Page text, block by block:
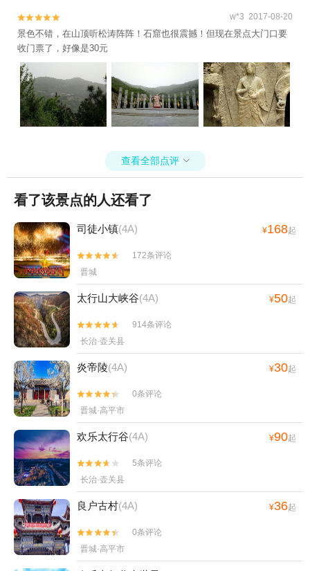

 w*3 2017-08-20
景色不错，在山顶听松涛阵阵！石窟也很震撼！但现在景点大门口要
收门票了，好像是30元
查看全部点评 
看了该景点的人还看了
司徒小镇(4A) ¥168起


172条评论
晋城
太行山大峡谷(4A) ¥50起


914条评论
长治·壶关县
炎帝陵(4A) ¥30起


0条评论
晋城·高平市
欢乐太行谷(4A) ¥90起


5条评论
长治·壶关县
良户古村(4A) ¥36起


0条评论
晋城·高平市